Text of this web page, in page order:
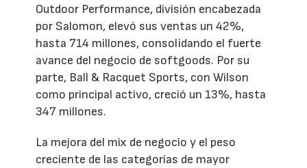
Outdoor Performance, división encabezada
por Salomon, elevó sus ventas un 42%,
hasta 714 millones, consolidando el fuerte
avance del negocio de softgoods. Por su
parte, Ball & Racquet Sports, con Wilson
como principal activo, creció un 13%, hasta
347 millones.
La mejora del mix de negocio y el peso
creciente de las categorías de mayor